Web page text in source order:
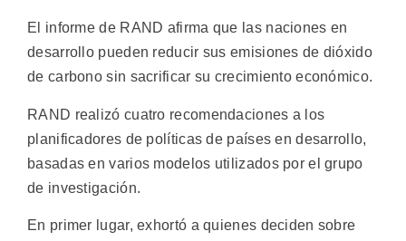
El informe de RAND afirma que las naciones en
desarrollo pueden reducir sus emisiones de dióxido
de carbono sin sacrificar su crecimiento económico.
RAND realizó cuatro recomendaciones a los
planificadores de políticas de países en desarrollo,
basadas en varios modelos utilizados por el grupo
de investigación.
En primer lugar, exhortó a quienes deciden sobre